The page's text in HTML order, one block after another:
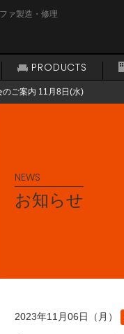
ァ製造・修理
PRODUCTS
ご案内 11月8日(水)
NEWS
お知らせ
2023年11月06日（月）